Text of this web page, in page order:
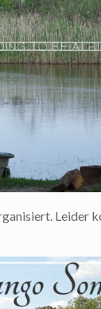
Leider